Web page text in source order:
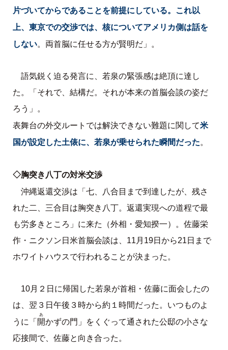
片づいてからであることを前提にしている。これ以
上、東京での交渉では、核についてアメリカ側は話を
しない。両首脳に任せる方が賢明だ」。
語気鋭く迫る発言に、若泉の緊張感は絶頂に達し
た。「それで、結構だ。それが本来の首脳会談の姿だ
ろう」。
表舞台の外交ルートでは解決できない難題に関して米
国が設定した土俵に、若泉が乗せられた瞬間だった。
◇胸突き八丁の対米交渉
沖縄返還交渉は「七、八合目まで到達したが、残さ
れた二、三合目は胸突き八丁。返還実現への道程で最
も労多きところ」に来た（外相・愛知揆一）。佐藤栄
作・ニクソン日米首脳会談は、11月19日から21日まで
ホワイトハウスで行われることが決まった。
10月２日に帰国した若泉が首相・佐藤に面会したの
は、翌３日午後３時から約１時間だった。いつものよ
うに「 開
あ
かずの門」をくぐって通された公邸の小さな
応接間で、佐藤と向き合った。